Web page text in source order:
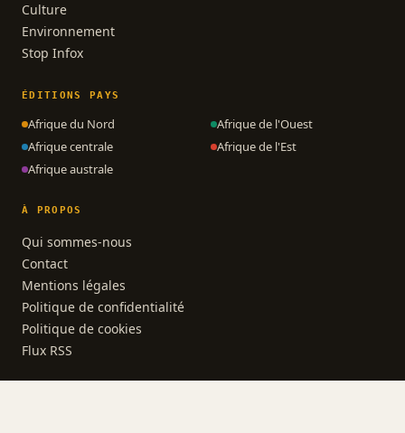
Culture
Environnement
Stop Infox
ÉDITIONS PAYS
Afrique du Nord
Afrique de l'Ouest
Afrique centrale
Afrique de l'Est
Afrique australe
À PROPOS
Qui sommes-nous
Contact
Mentions légales
Politique de confidentialité
Politique de cookies
Flux RSS